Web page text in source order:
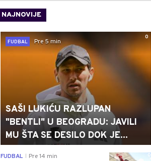
NAJNOVIJE
0
FUDBAL
Pre 5 min
SAŠI LUKIĆU RAZLUPAN
"BENTLI" U BEOGRADU: JAVILI
MU ŠTA SE DESILO DOK JE...
0
FUDBAL Pre 14 min